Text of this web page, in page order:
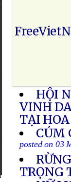
HỘI
VINH
TẠI
CÚM
posted on 03
TRỌNG